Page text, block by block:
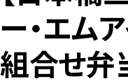
ー・エムア
組合せ弁